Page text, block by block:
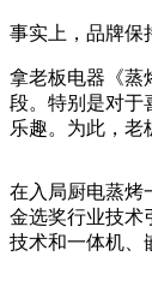
事实上，品牌保
拿老板电器《蒸
段。特别是对于
乐趣。为此，老
在入局厨电蒸烤
金选奖行业技术
技术和一体机、